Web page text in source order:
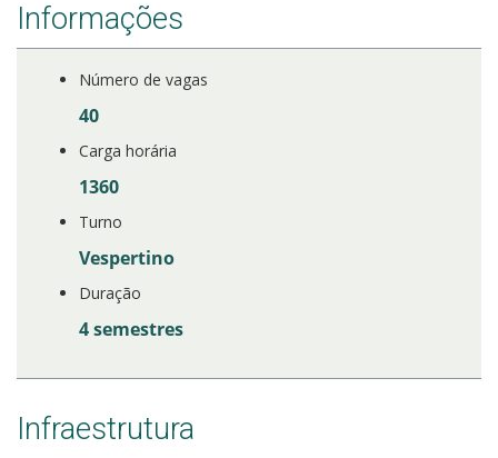
Orientações para Matrícula
Estatísticas dos Processos Seletivos
Cadastro de interesse
Informações
Número de vagas
40
Carga horária
1360
Turno
Vespertino
Duração
4 semestres
Infraestrutura